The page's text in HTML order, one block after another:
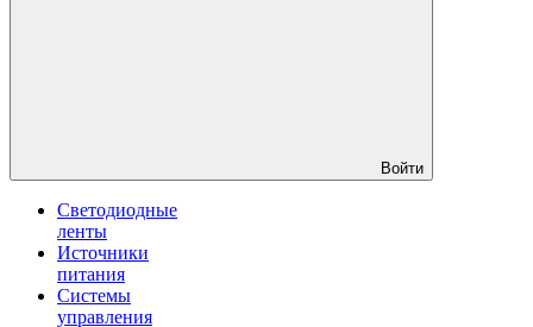
Войти
Светодиодные
ленты
Источники
питания
Системы
управления